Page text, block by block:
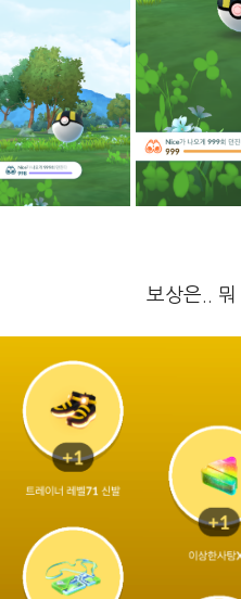
보상은.. 뭐